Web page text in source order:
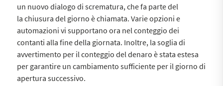
un nuovo dialogo di scrematura, che fa parte del
la chiusura del giorno è chiamata. Varie opzioni e
automazioni vi supportano ora nel conteggio dei
contanti alla fine della giornata. Inoltre, la soglia di
avvertimento per il conteggio del denaro è stata estesa
per garantire un cambiamento sufficiente per il giorno di
apertura successivo.